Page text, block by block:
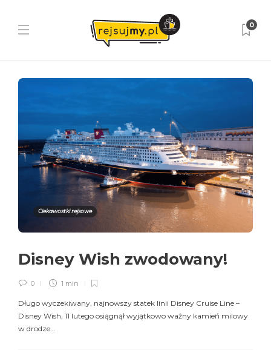
0
Ciekawostki rejsowe
Disney Wish zwodowany!
0 1 min
Długo wyczekiwany, najnowszy statek linii Disney Cruise Line –
Disney Wish, 11 lutego osiągnął wyjątkowo ważny kamień milowy
w drodze…